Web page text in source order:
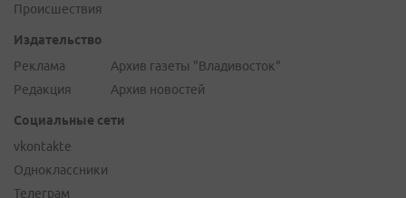
Происшествия
Издательство
Реклама
Редакция
Архив газеты "Владивосток"
Архив новостей
Социальные сети
vkontakte
Одноклассники
Телеграм